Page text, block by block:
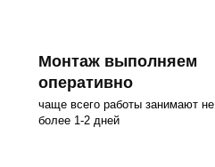
Монтаж выполняем
оперативно
чаще всего работы занимают не
более 1-2 дней